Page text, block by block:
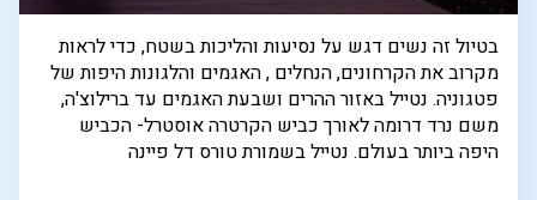
בטיול זה נשים דגש על נסיעות והליכות בשטח, כדי לראות
מקרוב את הקרחונים, הנחלים , האגמים והלגונות היפות של
פטגוניה. נטייל באזור ההרים ושבעת האגמים עד ברילוצ'ה,
משם נרד דרומה לאורך כביש הקרטרה אוסטרל- הכביש
היפה ביותר בעולם. נטייל בשמורת טורס דל פיינה